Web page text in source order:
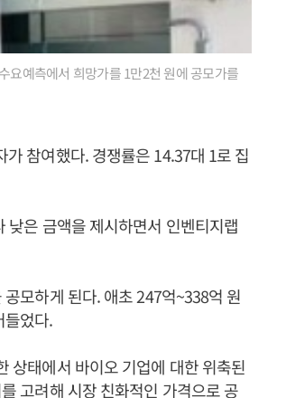
요예측에서 희망가를 1만2천 원에 공모가를
참여했다. 경쟁률은 14.37대 1로 집
은 금액을 제시하면서 인벤티지랩
모하게 된다. 애초 247억~338억 원
들었다.
상태에서 바이오 기업에 대한 위축된
고려해 시장 친화적인 가격으로 공